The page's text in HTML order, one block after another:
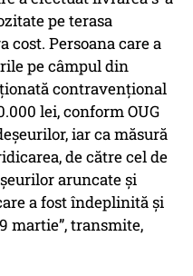
pe terasa
Persoana care a
pe câmpul din
contravențional
lei, conform OUG
iar ca măsură
de către cel de
aruncate și
a fost îndeplinită și
martie”, transmite,